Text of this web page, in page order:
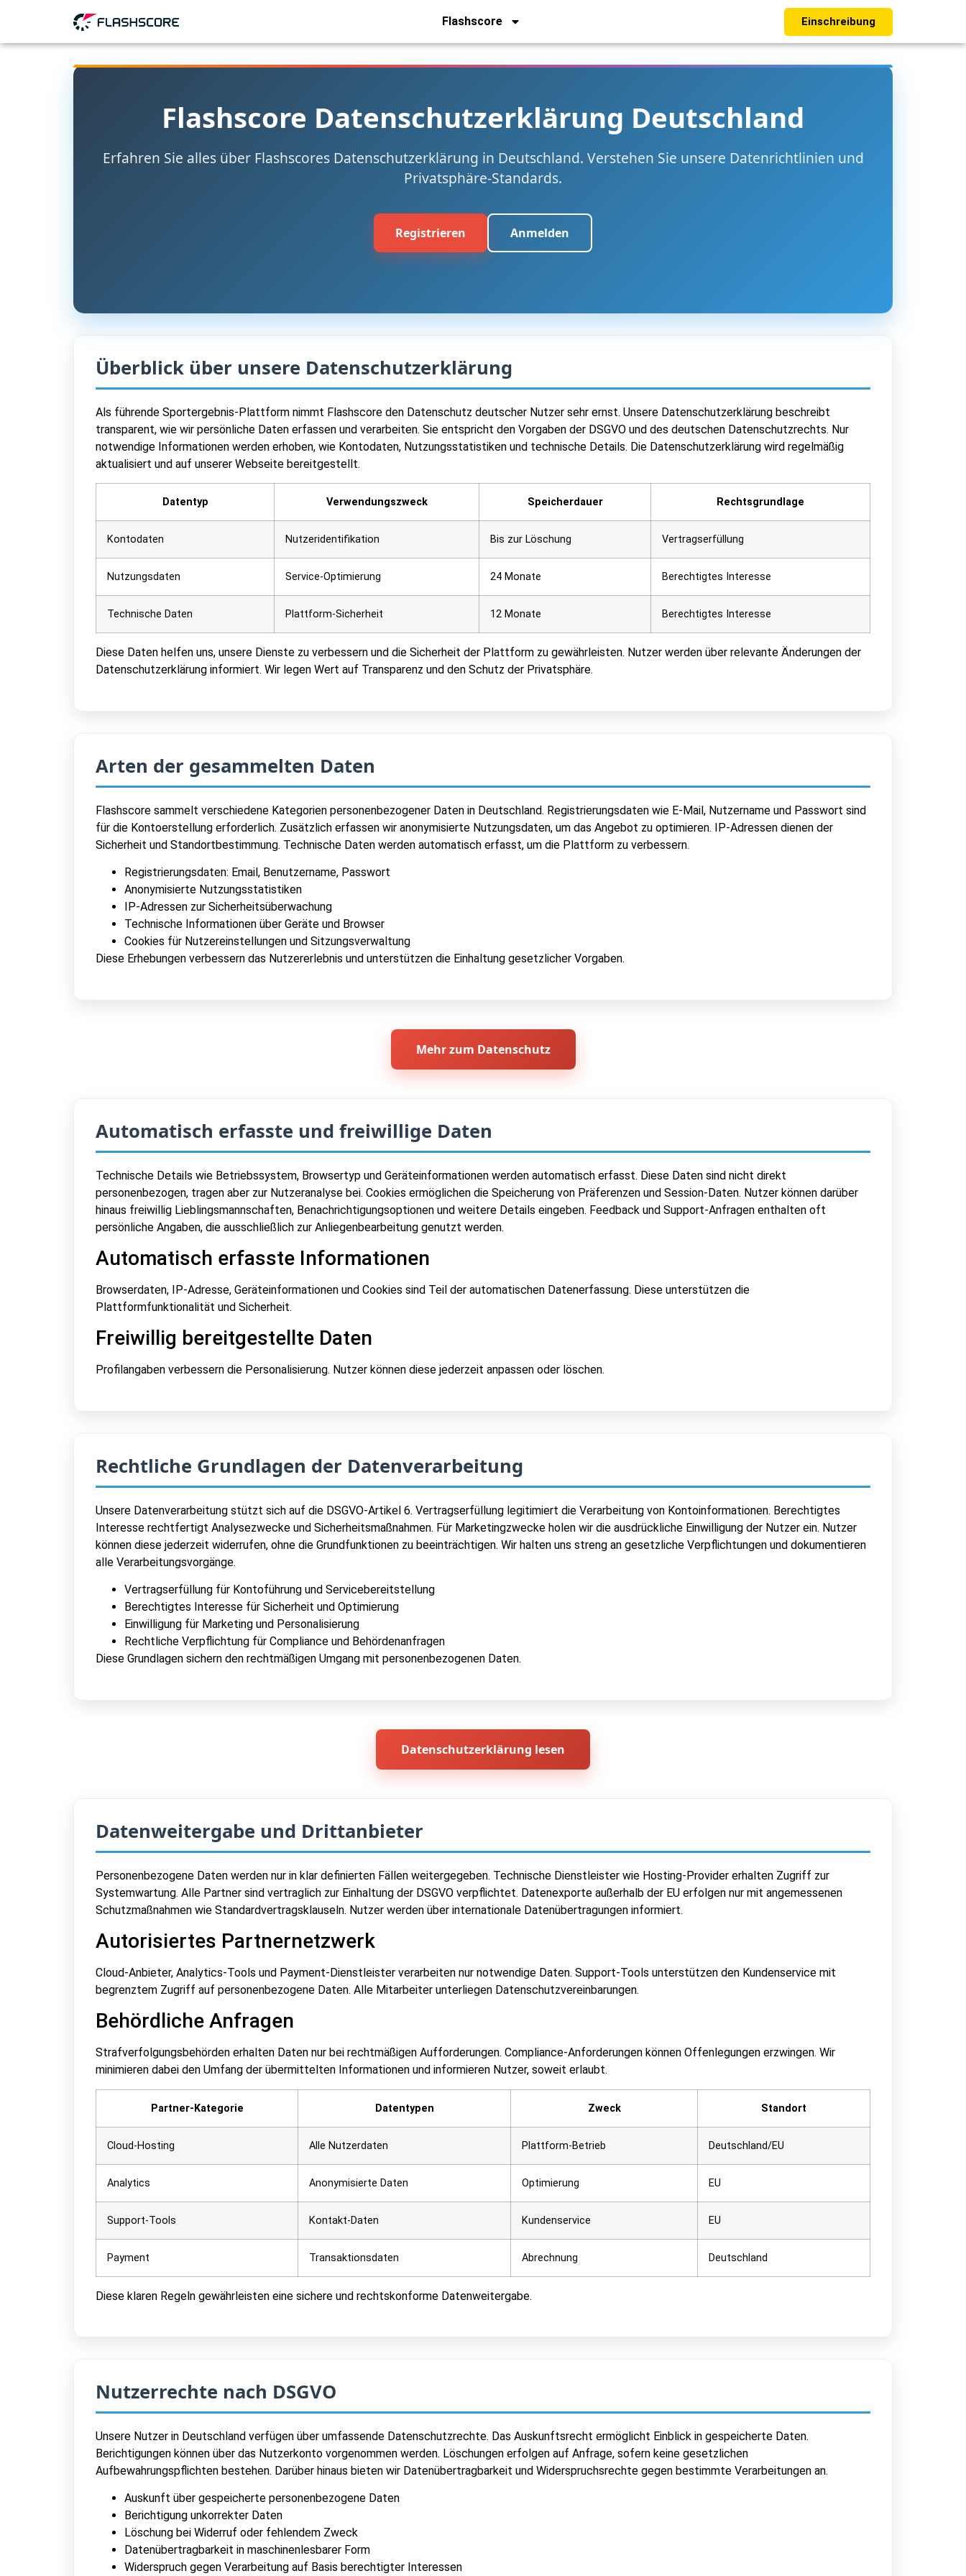
Flashscore Einschreibung
Flashscore Datenschutzerklärung Deutschland
Erfahren Sie alles über Flashscores Datenschutzerklärung in Deutschland. Verstehen Sie unsere Datenrichtlinien und
Privatsphäre-Standards.
Registrieren Anmelden
Überblick über unsere Datenschutzerklärung
Als führende Sportergebnis-Plattform nimmt Flashscore den Datenschutz deutscher Nutzer sehr ernst. Unsere Datenschutzerklärung beschreibt
transparent, wie wir persönliche Daten erfassen und verarbeiten. Sie entspricht den Vorgaben der DSGVO und des deutschen Datenschutzrechts. Nur
notwendige Informationen werden erhoben, wie Kontodaten, Nutzungsstatistiken und technische Details. Die Datenschutzerklärung wird regelmäßig
aktualisiert und auf unserer Webseite bereitgestellt.
Datentyp Verwendungszweck Speicherdauer Rechtsgrundlage
Kontodaten Nutzeridentifikation Bis zur Löschung Vertragserfüllung
Nutzungsdaten Service-Optimierung 24 Monate Berechtigtes Interesse
Technische Daten Plattform-Sicherheit 12 Monate Berechtigtes Interesse
Diese Daten helfen uns, unsere Dienste zu verbessern und die Sicherheit der Plattform zu gewährleisten. Nutzer werden über relevante Änderungen der
Datenschutzerklärung informiert. Wir legen Wert auf Transparenz und den Schutz der Privatsphäre.
Arten der gesammelten Daten
Flashscore sammelt verschiedene Kategorien personenbezogener Daten in Deutschland. Registrierungsdaten wie E-Mail, Nutzername und Passwort sind
für die Kontoerstellung erforderlich. Zusätzlich erfassen wir anonymisierte Nutzungsdaten, um das Angebot zu optimieren. IP-Adressen dienen der
Sicherheit und Standortbestimmung. Technische Daten werden automatisch erfasst, um die Plattform zu verbessern.
Registrierungsdaten: Email, Benutzername, Passwort
Anonymisierte Nutzungsstatistiken
IP-Adressen zur Sicherheitsüberwachung
Technische Informationen über Geräte und Browser
Cookies für Nutzereinstellungen und Sitzungsverwaltung
Diese Erhebungen verbessern das Nutzererlebnis und unterstützen die Einhaltung gesetzlicher Vorgaben.
Mehr zum Datenschutz
Automatisch erfasste und freiwillige Daten
Technische Details wie Betriebssystem, Browsertyp und Geräteinformationen werden automatisch erfasst. Diese Daten sind nicht direkt
personenbezogen, tragen aber zur Nutzeranalyse bei. Cookies ermöglichen die Speicherung von Präferenzen und Session-Daten. Nutzer können darüber
hinaus freiwillig Lieblingsmannschaften, Benachrichtigungsoptionen und weitere Details eingeben. Feedback und Support-Anfragen enthalten oft
persönliche Angaben, die ausschließlich zur Anliegenbearbeitung genutzt werden.
Automatisch erfasste Informationen
Browserdaten, IP-Adresse, Geräteinformationen und Cookies sind Teil der automatischen Datenerfassung. Diese unterstützen die
Plattformfunktionalität und Sicherheit.
Freiwillig bereitgestellte Daten
Profilangaben verbessern die Personalisierung. Nutzer können diese jederzeit anpassen oder löschen.
Rechtliche Grundlagen der Datenverarbeitung
Unsere Datenverarbeitung stützt sich auf die DSGVO-Artikel 6. Vertragserfüllung legitimiert die Verarbeitung von Kontoinformationen. Berechtigtes
Interesse rechtfertigt Analysezwecke und Sicherheitsmaßnahmen. Für Marketingzwecke holen wir die ausdrückliche Einwilligung der Nutzer ein. Nutzer
können diese jederzeit widerrufen, ohne die Grundfunktionen zu beeinträchtigen. Wir halten uns streng an gesetzliche Verpflichtungen und dokumentieren
alle Verarbeitungsvorgänge.
Vertragserfüllung für Kontoführung und Servicebereitstellung
Berechtigtes Interesse für Sicherheit und Optimierung
Einwilligung für Marketing und Personalisierung
Rechtliche Verpflichtung für Compliance und Behördenanfragen
Diese Grundlagen sichern den rechtmäßigen Umgang mit personenbezogenen Daten.
Datenschutzerklärung lesen
Datenweitergabe und Drittanbieter
Personenbezogene Daten werden nur in klar definierten Fällen weitergegeben. Technische Dienstleister wie Hosting-Provider erhalten Zugriff zur
Systemwartung. Alle Partner sind vertraglich zur Einhaltung der DSGVO verpflichtet. Datenexporte außerhalb der EU erfolgen nur mit angemessenen
Schutzmaßnahmen wie Standardvertragsklauseln. Nutzer werden über internationale Datenübertragungen informiert.
Autorisiertes Partnernetzwerk
Cloud-Anbieter, Analytics-Tools und Payment-Dienstleister verarbeiten nur notwendige Daten. Support-Tools unterstützen den Kundenservice mit
begrenztem Zugriff auf personenbezogene Daten. Alle Mitarbeiter unterliegen Datenschutzvereinbarungen.
Behördliche Anfragen
Strafverfolgungsbehörden erhalten Daten nur bei rechtmäßigen Aufforderungen. Compliance-Anforderungen können Offenlegungen erzwingen. Wir
minimieren dabei den Umfang der übermittelten Informationen und informieren Nutzer, soweit erlaubt.
Partner-Kategorie Datentypen Zweck Standort
Cloud-Hosting Alle Nutzerdaten Plattform-Betrieb Deutschland/EU
Analytics Anonymisierte Daten Optimierung EU
Support-Tools Kontakt-Daten Kundenservice EU
Payment Transaktionsdaten Abrechnung Deutschland
Diese klaren Regeln gewährleisten eine sichere und rechtskonforme Datenweitergabe.
Nutzerrechte nach DSGVO
Unsere Nutzer in Deutschland verfügen über umfassende Datenschutzrechte. Das Auskunftsrecht ermöglicht Einblick in gespeicherte Daten.
Berichtigungen können über das Nutzerkonto vorgenommen werden. Löschungen erfolgen auf Anfrage, sofern keine gesetzlichen
Aufbewahrungspflichten bestehen. Darüber hinaus bieten wir Datenübertragbarkeit und Widerspruchsrechte gegen bestimmte Verarbeitungen an.
Auskunft über gespeicherte personenbezogene Daten
Berichtigung unkorrekter Daten
Löschung bei Widerruf oder fehlendem Zweck
Datenübertragbarkeit in maschinenlesbarer Form
Widerspruch gegen Verarbeitung auf Basis berechtigter Interessen